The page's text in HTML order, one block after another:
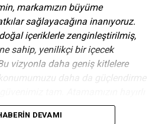
meyvelerini topluyoruz. Yüksek
hijyen sağlayan, kullanımı kolay
Türkiye’de kalabalık
seven tüketicilerin
karşılıyor. Red Dot ödüllerinde
ürünlerimizin görsel çekiciliğinin
ihtiyaçlarını doğru tespit
üstlendiğine inanıyorum.”
markamızın büyüme
sağlayacağına inanıyoruz.
içeriklerle zenginleştirilmiş,
sahip, yenilikçi bir içecek
vizyonla daha geniş kitlelere
daha da güçlendirme
DEVAMI